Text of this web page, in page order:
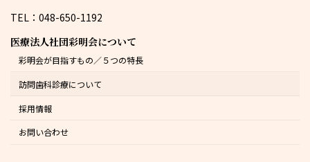
TEL：048-650-1192
医療法人社団彩明会について
彩明会が目指すもの／５つの特長
訪問歯科診療について
採用情報
お問い合わせ